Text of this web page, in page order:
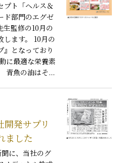
プト「ヘルス＆
ド部門のエグゼ
生監修の10月の
します。 10月の
』となっており
に最適な栄養素
青魚の油はそ...
開発サプリ
ました
に、当社のグ